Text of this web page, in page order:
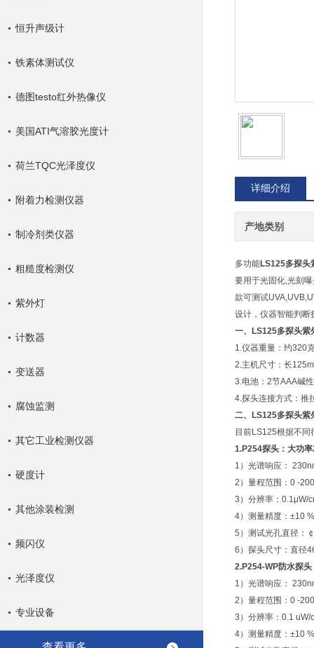
恒升声级计
铁素体测试仪
德图testo红外热像仪
美国ATI气溶胶光度计
荷兰TQC光泽度仪
附着力检测仪器
制冷剂类仪器
粗糙度检测仪
紫外灯
计数器
变送器
腐蚀监测
其它工业检测仪器
硬度计
其他涂装检测
频闪仪
光泽度仪
专业设备
详细介绍
产地类别
多功能LS125多探头
要用于光固化,光刻
款可测试
设计，仪器智能判断
一、LS125多探头紫
1.仪器重量：约320
2.主机尺寸：长
3.电池：2节AAA碱
4.探头连接方式：推
二、LS125多探头紫
目前LS125根据不
1.P254探头：大功
1）光谱响应：
2）量程范围：0 -
3）分辨率：0.1μW/
4）测量精度：±10 %
5）测试光孔直径：
6）探头尺寸：直径
2.P254-WP防水探
1）光谱响应：
2）量程范围：0 -
3）分辨率：0.1 uW/
4）测量精度：±10 %